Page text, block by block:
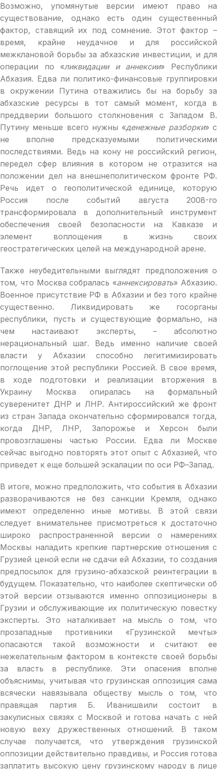
Возможно, упомянутые версии имеют право на
существование, однако есть один существенный
фактор, ставящий их под сомнение. Этот фактор –
время, крайне неудачное и для российской
межклановой борьбы за абхазские инвестиции, и для
операции по «ликвидации и аннексии» Республики
Абхазия. Едва ли политико-финансовые группировки
в окружении Путина отважились бы на борьбу за
абхазские ресурсы в тот самый момент, когда в
преддверии большого столкновения с Западом В.
Путину меньше всего нужны «денежные разборки» с
не вполне предсказуемыми политическими
последствиями. Ведь на кону не российский регион,
передел сфер влияния в котором не отразится на
положении дел на внешнеполитическом фронте РФ.
Речь идет о геополитической единице, которую
Россия после событий августа 2008-го
трансформировала в дополнительный инструмент
обеспечения своей безопасности на Кавказе и
элемент воплощения в жизнь своих
геостратегических целей на международной арене.
Также неубедительными выглядят предположения о
том, что Москва собралась «аннексировать» Абхазию.
Военное присутствие РФ в Абхазии и без того крайне
существенно. Ликвидировать же госорганы
республики, пусть и существующие формально, на
чем настаивают эксперты, – абсолютно
нерациональный шаг. Ведь именно наличие своей
власти у Абхазии способно легитимизировать
поглощение этой республики Россией. В свое время,
в ходе подготовки и реализации вторжения в
Украину Москва опиралась на формальный
суверенитет ДНР и ЛНР. Антироссийский же фронт
из стран Запада окончательно сформировался тогда,
когда ДНР, ЛНР, Запорожье и Херсон были
провозглашены частью России. Едва ли Москве
сейчас выгодно повторять этот опыт с Абхазией, что
приведет к еще большей эскалации по оси РФ–Запад.
В итоге, можно предположить, что события в Абхазии
разворачиваются не без санкции Кремля, однако
имеют определенно иные мотивы. В этой связи
следует внимательнее присмотреться к достаточно
широко распространенной версии о намерениях
Москвы наладить крепкие партнерские отношения с
Грузией ценой если не сдачи ей Абхазии, то создания
предпосылок для грузино-абхазской реинтеграции в
будущем. Показательно, что наиболее скептически об
этой версии отзываются именно оппозиционеры в
Грузии и обслуживающие их политическую повестку
эксперты. Это наталкивает на мысль о том, что
прозападные противники «Грузинской мечты»
опасаются такой возможности и считают ее
нежелательным фактором в контексте своей борьбы
за власть в республике. Эти опасения вполне
объяснимы, учитывая что грузинская оппозиция сама
всячески навязывала обществу мысль о том, что
правящая партия Б. Иванишвили состоит в
закулисных связях с Москвой и готова начать с ней
новую веху дружественных отношений. В таком
случае получается, что утверждения грузинской
оппозиции действительно правдивы, и Россия готова
заплатить высокую цену грузинскому народу в лице